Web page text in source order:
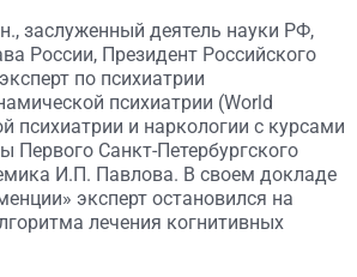
заслуженный деятель науки РФ,
России, Президент Российского
по психиатрии
психиатрии (World
и наркологии с курсами
Первого Санкт-Петербургского
И.П. Павлова. В своем докладе
эксперт остановился на
лечения когнитивных